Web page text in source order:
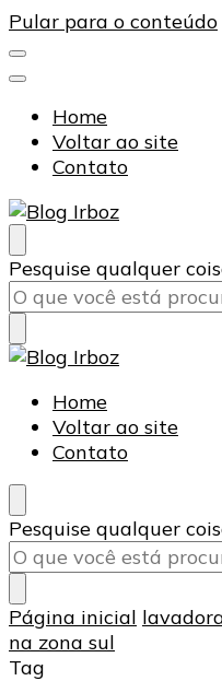
Pular para o conteúdo
Home
Voltar ao site
Contato
Blog Irboz
Blog de Lubrificação
Procurando
algo?
Pesquise qualquer
Blog Irboz
Blog de Lubrificação
Home
Voltar ao site
Contato
Procurando
algo?
Pesquise qualquer
Página inicial
na zona sul
Tag